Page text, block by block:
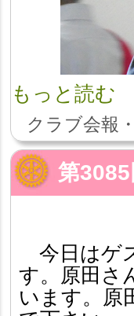
もっと読む
クラブ会報
第
今日はゲ
す。原田さ
います。原